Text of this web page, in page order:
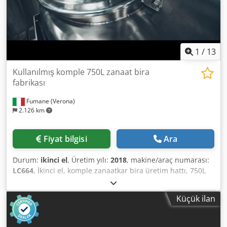
1 / 13
Fumane (Verona)
2.126 km
Kullanılmış komple 750L zanaat bira
fabrikası
Fiyat bilgisi Ara
Durum: ikinci el, Üretim yılı: 2018, makine/araç numarası:
LC664, İkinci el, komple zanaatkar bira üretim hattı, 750L
Teknik özellikler ve performans verileri Bu, zanaatkar
içecek üretimi için gerekli ambalaj makinelerini, tutarlı
kaliteyi ve düşük oksijen seviyesini sağlamak için
profesyonel çevre birimleriyle birleştiren, bira için eksiksiz
bir dolum hattıdır. Küçükten orta ölçekli bira fabrikaları
Küçük ilan